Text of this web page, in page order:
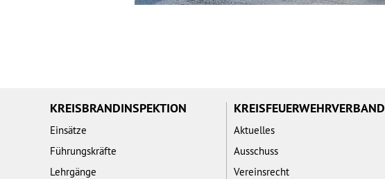
KREISBRANDINSPEKTION
Einsätze
Führungskräfte
Lehrgänge
KREISFEUERWEHRVERBAND
Aktuelles
Ausschuss
Vereinsrecht